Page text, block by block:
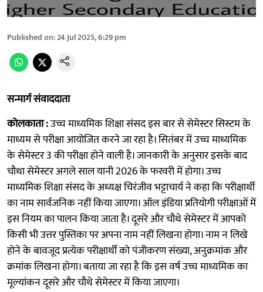
Published on:24 Jul 2025, 6:29 pm
सन्मार्ग संवाददाता
कोलकाता :उच्च माध्यमिक शिक्षा संसद इस बार से सेमेस्टर सिस्टम के
माध्यम से परीक्षा आयोजित करने जा रहा है। सितंबर में उच्च माध्यमिक
के सेमेस्टर 3 की परीक्षा होने वाली है। जानकारी के अनुसार इसके बाद
चौथा सेमेस्टर अगले साल यानी 2026 के फरवरी में होगा। उच्च
माध्यमिक शिक्षा संसद के अध्यक्ष चिरंजीव भट्टाचार्य ने कहा कि परीक्षार्थी
का नाम सार्वजनिक नहीं किया जाएगा। ऑल इंडिया प्रतियोगी परीक्षाओं में
इस नियम का पालन किया जाता है। दूसरे और चौथे सेमेस्टर में आपको
किसी भी उत्तर पुस्तिका पर अपना नाम नहीं लिखना होगा। नाम न लिखे
होने के बावजूद प्रत्येक परीक्षार्थी को पंजीकरण संख्या, अनुक्रमांक और
क्रमांक लिखना होगा। बताया जा रहा है कि इस वर्ष उच्च माध्यमिक का
मूल्यांकन दूसरे और चौथे सेमेस्टर में किया जाएगा।